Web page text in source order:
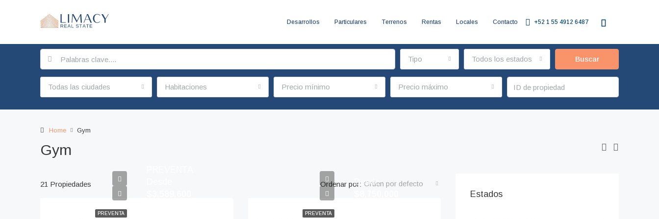
Desarrollos Particulares Terrenos Rentas Locales Contacto +52 1 55 4912 6487
Tipo Todos los estados Buscar
Todas las ciudades Habitaciones Precio mínimo Precio máximo
Home Gym
Gym
21 Propiedades Ordenar por: Orden por defecto
PREVENTA PREVENTA
Desde
Estados